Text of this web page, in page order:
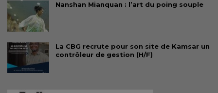
Nanshan Mianquan : l’art du poing souple
La CBG recrute pour son site de Kamsar un
contrôleur de gestion (H/F)